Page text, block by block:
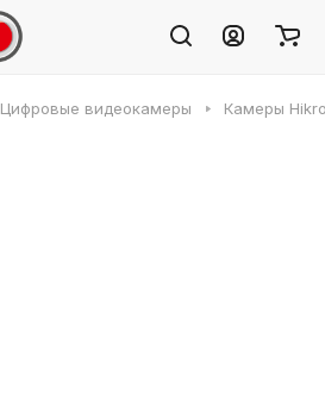
Цифровые видеокамеры Камеры